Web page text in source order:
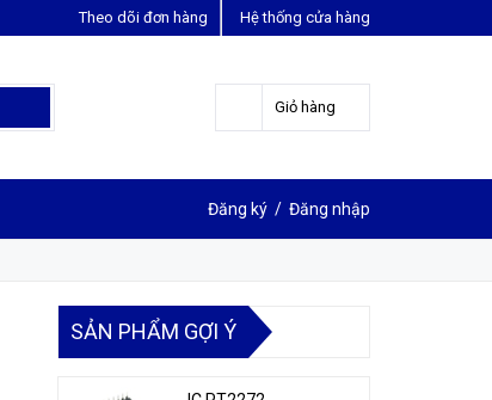
Hệ thống cửa hàng
Theo dõi đơn hàng
Giỏ hàng
Đăng ký / Đăng nhập
LIÊN HỆ ĐẶT HÀNG
SẢN PHẨM GỢI Ý